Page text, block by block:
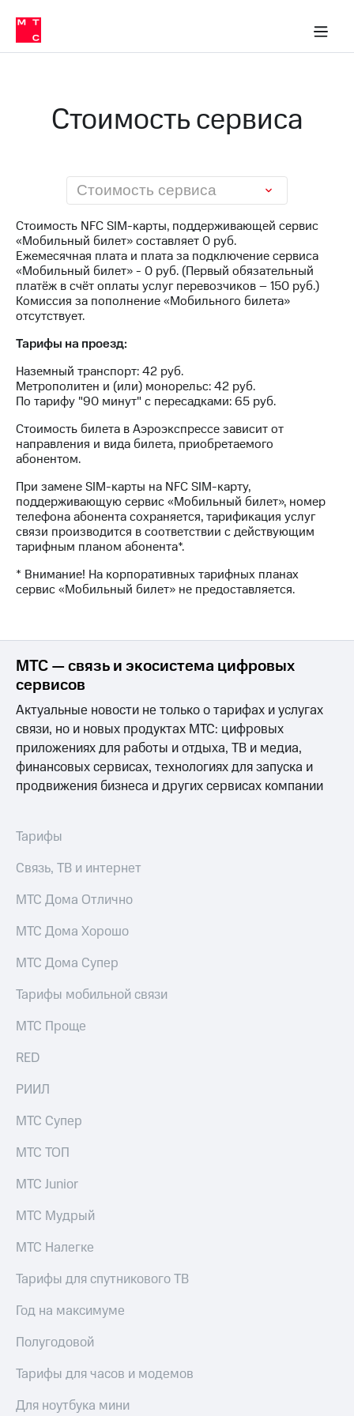
связь
Сервисы и подписки
30% на связь
кабинеты
Мобильная
и
ТВ
МТС
связь
Перенести
номер
в МТС
Тарифы
Услуги
Роуминг
Семейная
группа
SIM-
карту
Оформить
eSIM
SIM-
карта
чистый
номер
Выбрать
красивый
номер
Заменить
SIM-
eSIM
Для дома
Выберите
и подключите
ТВ
тарифом
Интернет,
Акции
Домашний
ТВ
Спутниковое
телефон
Перейти
со своим
номером
в МТС
Роуминг
Личный
кабинет
Скачать
приложение
Мой
МТС
Акции
Скидка 30%
на связь
Тарифы
RED,
РИИЛ
и МТС
Супер
при
оплате
с карты
МТС
Деньги
Выберите
и подключите
тарифом
Тарифы
Интернет,
ТВ и телефон
Услуги
ТВ
кабинет
ТВ
приложение
МТС
мес
МТС
Premium
Подписка
на гигабайты
интернета,
музыка
другое
Семейная
на тарифы,
общие
подписки
Стоимость сервиса
Стоимость сервиса
Стоимость NFC SIM-карты, поддерживающей сервис
«Мобильный билет» составляет 0 руб.
Ежемесячная плата и плата за подключение сервиса
«Мобильный билет» - 0 руб. (Первый обязательный
платёж в счёт оплаты услуг перевозчиков – 150 руб.)
Комиссия за пополнение «Мобильного билета»
отсутствует.
Тарифы на проезд:
Наземный транспорт: 42 руб.
Метрополитен и (или) монорельс: 42 руб.
По тарифу "90 минут" с пересадками: 65 руб.
Стоимость билета в Аэроэкспрессе зависит от
направления и вида билета, приобретаемого
абонентом.
При замене SIM-карты на NFC SIM-карту,
поддерживающую сервис «Мобильный билет», номер
телефона абонента сохраняется, тарификация услуг
связи производится в соответствии с действующим
тарифным планом абонента*.
* Внимание! На корпоративных тарифных планах
сервис «Мобильный билет» не предоставляется.
МТС — связь и экосистема цифровых
сервисов
Актуальные новости не только о тарифах и услугах
связи, но и новых продуктах МТС: цифровых
приложениях для работы и отдыха, ТВ и медиа,
финансовых сервисах, технологиях для запуска и
продвижения бизнеса и других сервисах компании
Тарифы
Связь, ТВ и интернет
МТС Дома Отлично
МТС Дома Хорошо
МТС Дома Супер
Тарифы мобильной связи
МТС Проще
RED
РИИЛ
МТС Супер
МТС ТОП
МТС Junior
МТС Мудрый
МТС Налегке
Тарифы для спутникового ТВ
Год на максимуме
Полугодовой
Тарифы для часов и модемов
Для ноутбука мини